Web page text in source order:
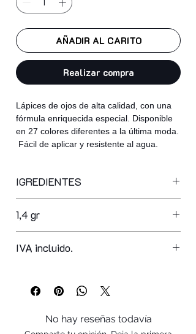
AÑADIR AL CARITO
Realizar compra
Lápices de ojos de alta calidad, con una
fórmula enriquecida especial. Disponible
en 27 colores diferentes a la última moda.
Fácil de aplicar y resistente al agua.
IGREDIENTES
synthetic wax, hydrogenated
microcrystalline wax, caprylic/capric
triglyceride, myristyl myristate,
octyldodecanol, glyceryl ricinoleate,
vp/hexadecene copolymer, synthetic
beeswax, hydrogenated cottonseed oil,
dimethicone, silica, phenoxyethanol,
1,4 gr
IVA incluido.
No hay reseñas todavía